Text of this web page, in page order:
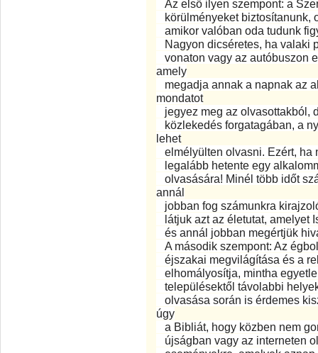
Az első ilyen szempont: a
körülményeket biztosítanunk,
amikor valóban oda tudunk
Nagyon dicséretes, ha valaki
vonaton vagy az autóbuszon
amely
megadja annak a napnak az
mondatot
jegyez meg az olvasottakból,
közlekedés forgatagában, a
lehet
elmélyülten olvasni. Ezért, ha
legalább hetente egy
olvasására! Minél több időt
annál
jobban fog számunkra
látjuk azt az életutat, amelyet
és annál jobban megértjük
A második szempont: Az
éjszakai megvilágítása és a
elhomályosítja, mintha
településektől távolabbi
olvasása során is érdemes
úgy
a Bibliát, hogy közben nem
újságban vagy az interneten